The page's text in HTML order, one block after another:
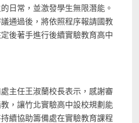
日常，並激發學生無限潛能。
通過後，將依照程序報請國教
後著手進行後續實驗教育高中
主任王淑蘭校長表示，感謝審
，讓竹北實驗高中設校規劃能
續協助籌備處在實驗教育課程